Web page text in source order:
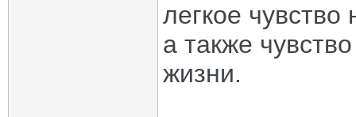
легкое чувство
а также
жизни.